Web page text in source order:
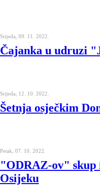
Srijeda, 09. 11. 2022.
Čajanka u udruzi
Srijeda, 12. 10. 2022.
Šetnja osječkim
Petak, 07. 10. 2022.
"ODRAZ-ov" skup
Osijeku